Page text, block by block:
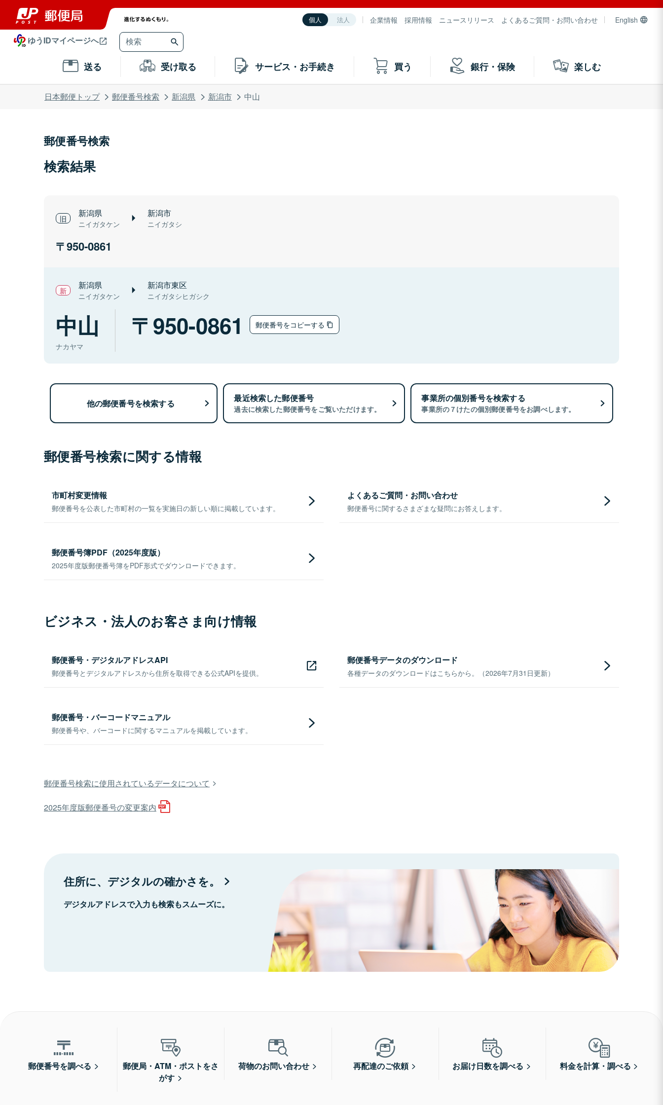
個人 法人 企業情報 採用情報 ニュースリリース よくあるご質問・お問い合わせ English
ゆうIDマイページへ
送る 受け取る サービス・お手続き 買う 銀行・保険 楽しむ
日本郵便トップ 郵便番号検索 新潟県 新潟市 中山
郵便番号検索
検索結果
新潟県
ニイガタケン
新潟市
ニイガタシ
950-0861
新潟県
ニイガタケン
新潟市東区
ニイガタシヒガシク
中山
ナカヤマ
950-0861 郵便番号をコピーする
他の郵便番号を検索する 最近検索した郵便番号
過去に検索した郵便番号をご覧いただけます。
事業所の個別番号を検索する
事業所の７けたの個別郵便番号をお調べします。
郵便番号検索に関する情報
市町村変更情報
郵便番号を公表した市町村の一覧を実施日の新しい順に掲載しています。
よくあるご質問・お問い合わせ
郵便番号に関するさまざまな疑問にお答えします。
郵便番号簿PDF（2025年度版）
2025年度版郵便番号簿をPDF形式でダウンロードできます。
ビジネス・法人のお客さま向け情報
郵便番号・デジタルアドレスAPI
郵便番号とデジタルアドレスから住所を取得できる公式APIを提供。
郵便番号データのダウンロード
各種データのダウンロードはこちらから。（2026年7月31日更新）
郵便番号・バーコードマニュアル
郵便番号や、バーコードに関するマニュアルを掲載しています。
郵便番号検索に使用されているデータについて
2025年度版郵便番号の変更案内
住所に、デジタルの確かさを。
デジタルアドレスで入力も検索もスムーズに。
郵便番号を調べる
郵便局・ATM・ポストをさ
がす
荷物のお問い合わせ 再配達のご依頼 お届け日数を調べる 料金を計算・調べる